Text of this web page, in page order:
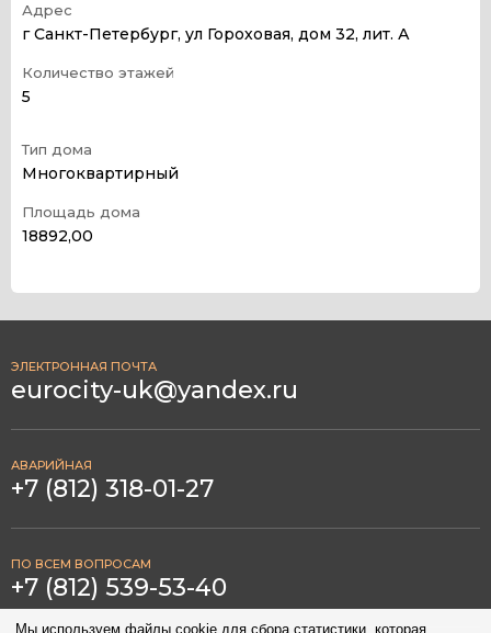
Адрес
г Санкт-Петербург, ул Гороховая, дом 32, лит. А
Количество этажей
5
Тип дома
Многоквартирный
Площадь дома
18892,00
ЭЛЕКТРОННАЯ ПОЧТА
eurocity-uk@yandex.ru
АВАРИЙНАЯ
+7 (812) 318-01-27
ПО ВСЕМ ВОПРОСАМ
+7 (812) 539-53-40
Мы используем файлы cookie для сбора статистики, которая